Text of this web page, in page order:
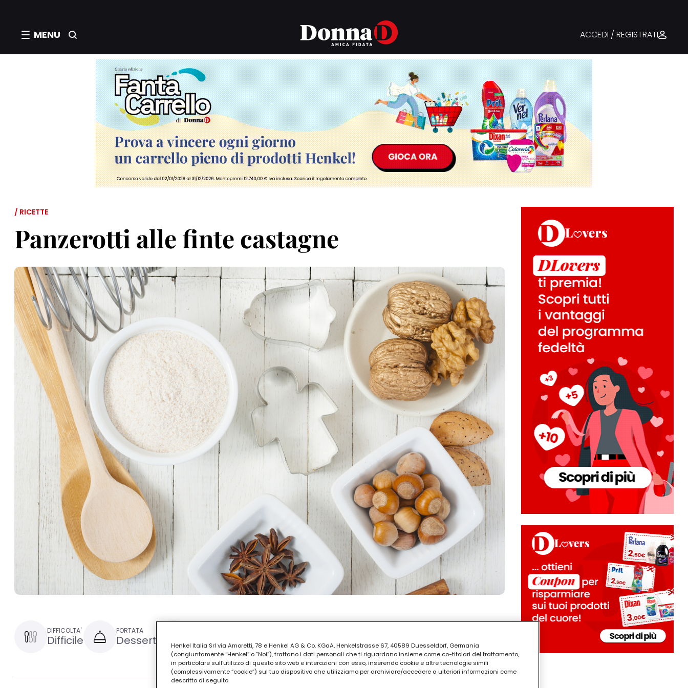
MENU ACCEDI / REGISTRATI
/ RICETTE
Panzerotti alle finte castagne
DIFFICOLTA'
Difficile
PORTATA
Dessert 1 ora e 30
Henkel Italia Srl via Amoretti, 78 e Henkel AG & Co. KGaA, Henkelstrasse 67, 40589 Duesseldorf, Germania
(congiuntamente “Henkel” o “Noi”), trattano i dati personali che ti riguardano insieme come co-titolari del trattamento,
in particolare sull'utilizzo di questo sito web e interazioni con esso, inserendo cookie e altre tecnologie simili
(complessivamente “cookie”) sul tuo dispositivo che utilizziamo per archiviare/accedere a ulteriori informazioni come
descritto di seguito.